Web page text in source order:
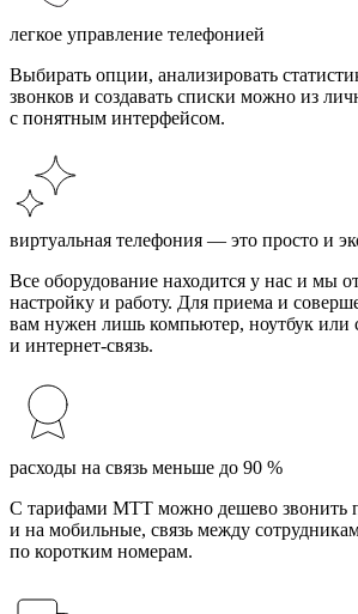
легкое управление телефонией
Выбирать опции, анализировать
звонков и создавать списки можно из
с понятным интерфейсом.
виртуальная телефония — это просто и
Все оборудование находится у нас и мы
настройку и работу. Для приема и
вам нужен лишь компьютер, ноутбук или
и интернет-связь.
расходы на связь меньше до 90 %
С тарифами МТТ можно дешево звонить
и на мобильные, связь между
по коротким номерам.